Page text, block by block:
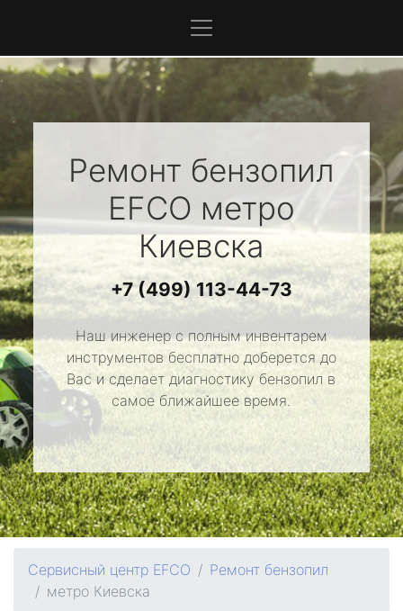
Ремонт бензопил
EFCO метро
Киевска
+7 (499) 113-44-73
Наш инженер с полным инвентарем
инструментов бесплатно доберется до
Вас и сделает диагностику бензопил в
самое ближайшее время.
Сервисный центр EFCO
Ремонт бензопил
метро Киевска